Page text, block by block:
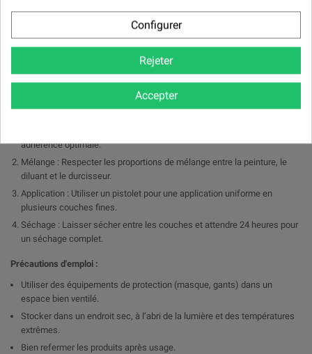
une finition esthétique et résistante.
Industrie : Convient pour les équipements et machines nécessitant une
protection durable et une finition soignée.
Réparations et rénovations : Parfait pour les retouches et le
reconditionnement de pièces métalliques.
Conseils d'utilisation :
adhérence optimale.
Mélange : Respecter les proportions de mélange entre la peinture, le
diluant et le durcisseur.
Application : Utiliser un pistolet pour une application uniforme en
plusieurs couches fines.
Séchage : Laisser sécher entre les couches et attendre 24 heures pour
un séchage complet.
Précautions d'emploi :
Utiliser des équipements de protection (masque, gants) dans un
espace bien ventilé.
Stocker dans un endroit sec, à l’abri de la lumière et des températures
extrêmes.
Bien refermer les produits après usage.
Configurer
Rejeter
Accepter